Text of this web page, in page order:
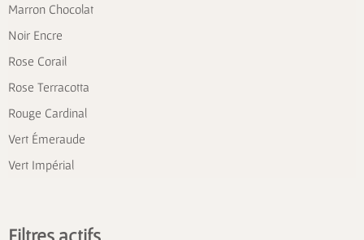
Marron Chocolat
Noir Encre
Rose Corail
Rose Terracotta
Rouge Cardinal
Vert Émeraude
Vert Impérial
Filtres actifs